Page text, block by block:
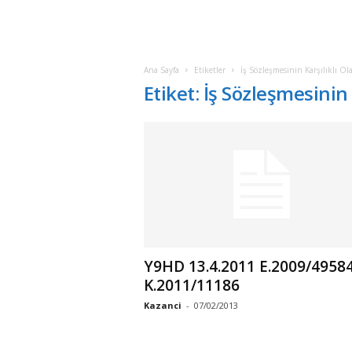
Ana Sayfa Etiketler İş Sözleşmesinin Karşılıklı
Etiket: İş Sözleşmesinin
Y9HD 13.4.2011 E.2009/
K.2011/11186
Kazanci - 07/02/2013